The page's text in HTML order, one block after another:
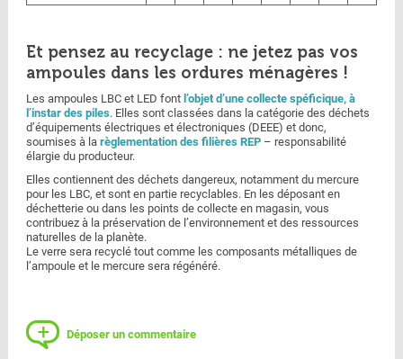
Et pensez au recyclage : ne jetez pas vos
ampoules dans les ordures ménagères !
Les ampoules LBC et LED font l’objet d’une collecte spéficique, à
l’instar des piles. Elles sont classées dans la catégorie des déchets
d’équipements électriques et électroniques (DEEE) et donc,
soumises à la règlementation des filières REP– responsabilité
élargie du producteur.
Elles contiennent des déchets dangereux, notamment du mercure
pour les LBC, et sont en partie recyclables. En les déposant en
déchetterie ou dans les points de collecte en magasin, vous
contribuez à la préservation de l’environnement et des ressources
naturelles de la planète.
Le verre sera recyclé tout comme les composants métalliques de
l’ampoule et le mercure sera régénéré.
Déposer un commentaire